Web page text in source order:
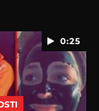
0:25